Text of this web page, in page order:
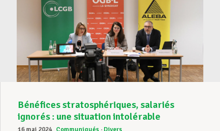
Bénéfices stratosphériques, salariés
ignorés : une situation intolérable